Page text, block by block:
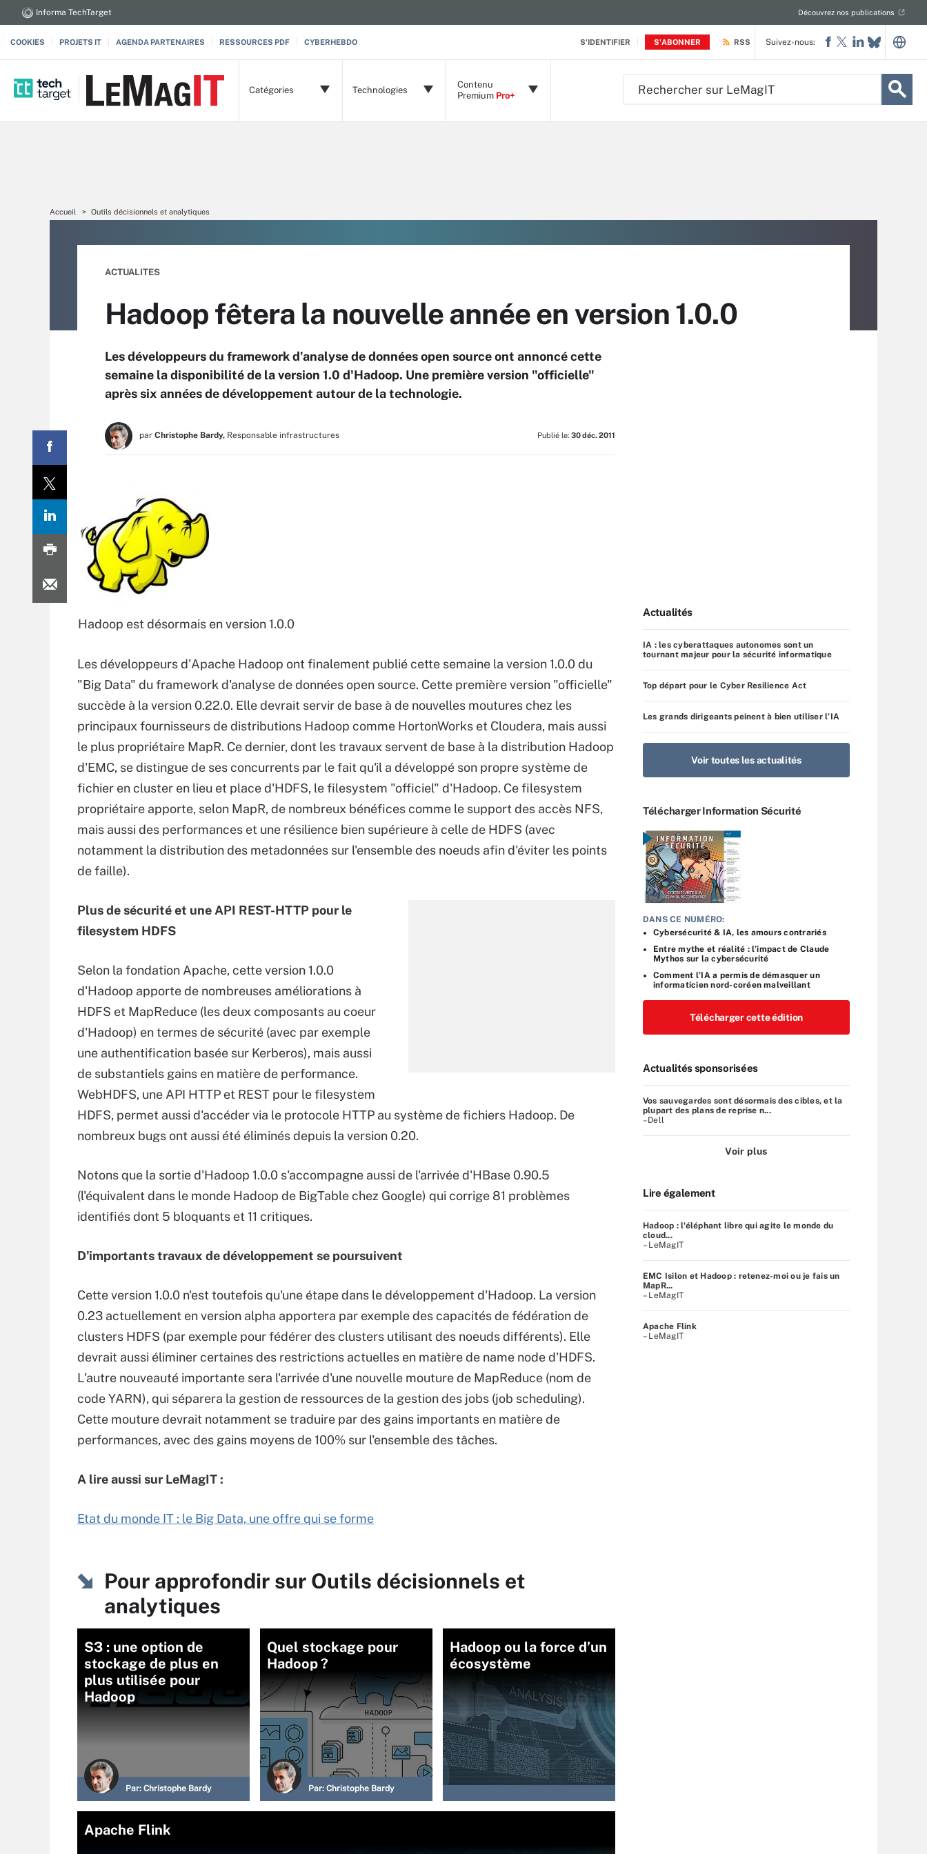
S'IDENTIFIER S'ABONNER
Informa TechTarget Découvrez nos publications
COOKIES PROJETS IT AGENDA PARTENAIRES RESSOURCES PDF CYBERHEBDO RSS
Catégories Technologies
Contenu
Premium Pro+
Suivez-nous:
Accueil Outils décisionnels et analytiques
ACTUALITES
Hadoop fêtera la nouvelle année en version 1.0.0
Les développeurs du framework d'analyse de données open source ont annoncé cette
semaine la disponibilité de la version 1.0 d'Hadoop. Une première version "officielle"
après six années de développement autour de la technologie.
par Christophe Bardy, Responsable infrastructures Publié le: 30 déc. 2011
Hadoop est désormais en version 1.0.0
Les développeurs d'Apache Hadoop ont finalement publié cette semaine la version 1.0.0 du
"Big Data" du framework d'analyse de données open source. Cette première version "officielle"
succède à la version 0.22.0. Elle devrait servir de base à de nouvelles moutures chez les
principaux fournisseurs de distributions Hadoop comme HortonWorks et Cloudera, mais aussi
le plus propriétaire MapR. Ce dernier, dont les travaux servent de base à la distribution Hadoop
d'EMC, se distingue de ses concurrents par le fait qu'il a développé son propre système de
fichier en cluster en lieu et place d'HDFS, le filesystem "officiel" d'Hadoop. Ce filesystem
propriétaire apporte, selon MapR, de nombreux bénéfices comme le support des accès NFS,
mais aussi des performances et une résilience bien supérieure à celle de HDFS (avec
notamment la distribution des metadonnées sur l'ensemble des noeuds afin d'éviter les points
de faille).
Plus de sécurité et une API REST-HTTP pour le
filesystem HDFS
Selon la fondation Apache, cette version 1.0.0
d'Hadoop apporte de nombreuses améliorations à
HDFS et MapReduce (les deux composants au coeur
d'Hadoop) en termes de sécurité (avec par exemple
une authentification basée sur Kerberos), mais aussi
de substantiels gains en matière de performance.
WebHDFS, une API HTTP et REST pour le filesystem
HDFS, permet aussi d'accéder via le protocole HTTP au système de fichiers Hadoop. De
nombreux bugs ont aussi été éliminés depuis la version 0.20.
Notons que la sortie d'Hadoop 1.0.0 s'accompagne aussi de l'arrivée d'HBase 0.90.5
(l'équivalent dans le monde Hadoop de BigTable chez Google) qui corrige 81 problèmes
identifiés dont 5 bloquants et 11 critiques.
D'importants travaux de développement se poursuivent
Cette version 1.0.0 n'est toutefois qu'une étape dans le développement d'Hadoop. La version
0.23 actuellement en version alpha apportera par exemple des capacités de fédération de
clusters HDFS (par exemple pour fédérer des clusters utilisant des noeuds différents). Elle
devrait aussi éliminer certaines des restrictions actuelles en matière de name node d'HDFS.
L'autre nouveauté importante sera l'arrivée d'une nouvelle mouture de MapReduce (nom de
code YARN), qui séparera la gestion de ressources de la gestion des jobs (job scheduling).
Cette mouture devrait notamment se traduire par des gains importants en matière de
performances, avec des gains moyens de 100% sur l'ensemble des tâches.
A lire aussi sur LeMagIT :
Etat du monde IT : le Big Data, une offre qui se forme
Pour approfondir sur Outils décisionnels et
analytiques
S3 : une option de
stockage de plus en
plus utilisée pour
Hadoop
Par: Christophe Bardy
Quel stockage pour
Hadoop ?
Par: Christophe Bardy
Hadoop ou la force d’un
écosystème
Apache Flink
Actualités
IA : les cyberattaques autonomes sont un
tournant majeur pour la sécurité informatique
Top départ pour le Cyber Resilience Act
Les grands dirigeants peinent à bien utiliser l’IA
Voir toutes les actualités
Télécharger Information Sécurité
DANS CE NUMÉRO:
Cybersécurité & IA, les amours contrariés
Entre mythe et réalité : l’impact de Claude
Mythos sur la cybersécurité
Comment l’IA a permis de démasquer un
informaticien nord-coréen malveillant
Télécharger cette édition
Actualités sponsorisées
Vos sauvegardes sont désormais des cibles, et la
plupart des plans de reprise n...
–Dell
Voir plus
Lire également
Hadoop : l'éléphant libre qui agite le monde du
cloud...
– LeMagIT
EMC Isilon et Hadoop : retenez-moi ou je fais un
MapR...
– LeMagIT
Apache Flink
– LeMagIT